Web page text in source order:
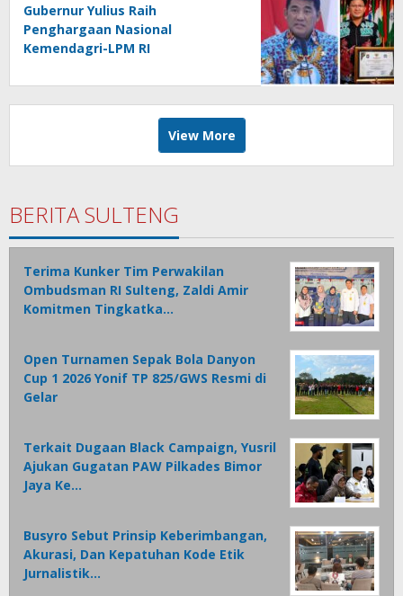
Gubernur Yulius Raih
Penghargaan Nasional
Kemendagri-LPM RI
View More
BERITA SULTENG
Terima Kunker Tim Perwakilan
Ombudsman RI Sulteng, Zaldi Amir
Komitmen Tingkatka…
Open Turnamen Sepak Bola Danyon
Cup 1 2026 Yonif TP 825/GWS Resmi di
Gelar
Terkait Dugaan Black Campaign, Yusril
Ajukan Gugatan PAW Pilkades Bimor
Jaya Ke…
Busyro Sebut Prinsip Keberimbangan,
Akurasi, Dan Kepatuhan Kode Etik
Jurnalistik…